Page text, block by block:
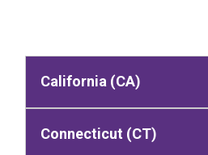
California (CA)
Connecticut (CT)